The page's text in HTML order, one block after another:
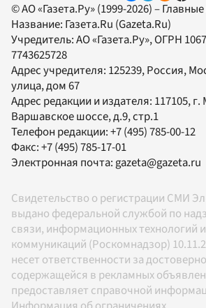
© АО «Газета.Ру» (1999-2026) –
Название: Газета.Ru (Gazeta.Ru)
Учредитель:АО «Газета.Ру», ОГРН
7743625728
Адрес учредителя: 125239, Россия,
улица, дом 67
Адрес редакции и издателя: 117105, г.
Варшавское шоссе, д.9, стр.1
Телефон редакции:+7 (495) 785-00-12
Факс:+7 (495) 785-17-01
Электронная почта:gazeta@gazeta.ru
Свидетельство о регистрации СМИ
выдано федеральной службой по
связи, информационных технологий
коммуникаций (Роскомнадзор)
несет ответственности за
содержащейся в рекламных
предоставляет справочной